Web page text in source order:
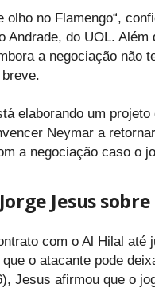
olho no Flamengo“,
Andrade, do UOL.
a negociação não
elaborando um
Neymar a
a negociação caso o
Jesus
com o Al Hilal até
o atacante pode
Jesus afirmou que o